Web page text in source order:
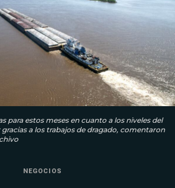
para estos meses en cuanto a los niveles del
a los trabajos de dragado, comentaron
NEGOCIOS